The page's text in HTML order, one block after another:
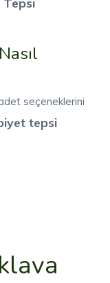
seçeneklerini
tepsi